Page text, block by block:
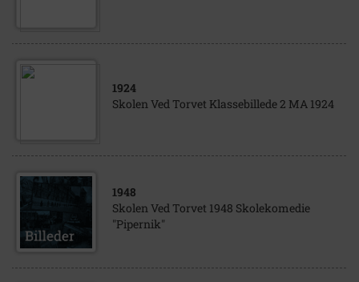
1924
Skolen Ved Torvet Klassebillede 2 MA 1924
1948
Skolen Ved Torvet 1948 Skolekomedie
"Pipernik"